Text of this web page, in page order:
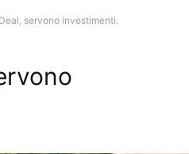
servono investimenti.